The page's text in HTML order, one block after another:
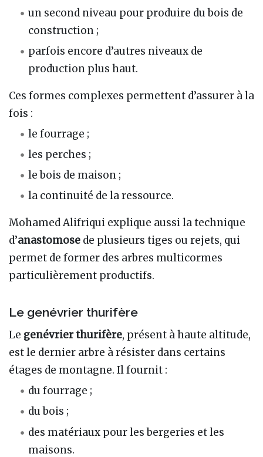
un second niveau pour produire du bois de
construction ;
parfois encore d’autres niveaux de
production plus haut.
Ces formes complexes permettent d’assurer à la
fois :
le fourrage ;
les perches ;
le bois de maison ;
la continuité de la ressource.
Mohamed Alifriqui explique aussi la technique
d’anastomose de plusieurs tiges ou rejets, qui
permet de former des arbres multicormes
particulièrement productifs.
Le genévrier thurifère
Le genévrier thurifère, présent à haute altitude,
est le dernier arbre à résister dans certains
étages de montagne. Il fournit :
du fourrage ;
du bois ;
des matériaux pour les bergeries et les
maisons.